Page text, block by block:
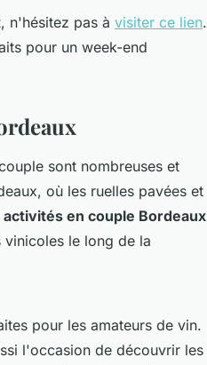
, n'hésitez pas à visiter ce lien.
pour un week-end
sont nombreuses et
où les ruelles pavées et
activités en couple Bordeaux
vinicoles le long de la
pour les amateurs de vin.
l'occasion de découvrir les